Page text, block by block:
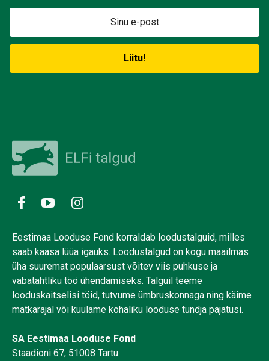
Eestimaa Looduse Fond korraldab loodustalguid, milles
saab kaasa lüüa igaüks. Loodustalgud on kogu maailmas
üha suuremat populaarsust võitev viis puhkuse ja
vabatahtliku töö ühendamiseks. Talguil teeme
looduskaitselisi töid, tutvume ümbruskonnaga ning käime
matkarajal või kuulame kohaliku looduse tundja pajatusi.
SA Eestimaa Looduse Fond
Staadioni 67, 51008 Tartu